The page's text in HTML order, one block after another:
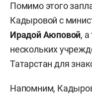
Помимо этого
Кадыровой с
Ирадой Аюповой,
нескольких
Татарстан для
Напомним,